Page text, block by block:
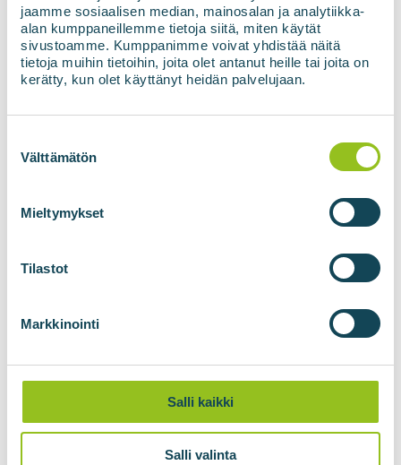
jaamme sosiaalisen median, mainosalan ja analytiikka-
alan kumppaneillemme tietoja siitä, miten käytät
sivustoamme. Kumppanimme voivat yhdistää näitä
tietoja muihin tietoihin, joita olet antanut heille tai joita on
kerätty, kun olet käyttänyt heidän palvelujaan.
valinta
Välttämätön
Mieltymykset
Tilastot
Markkinointi
Salli kaikki
Salli valinta
04.09.2025
Voss biometananlegg er i
Biometananlegget på Voss i Norge er nå i
installasjonene. Idriftsettelsen har startet, og
målet er å starte biogassprosessen senere i år.
Les mer om nyhetene